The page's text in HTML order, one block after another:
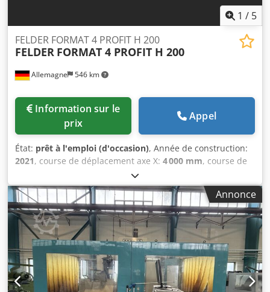
1 / 5
Allemagne 546 km
FELDER FORMAT 4 PROFIT H 200
FELDER FORMAT 4 PROFIT H 200
prix
Appel
État: prêt à l'emploi (d'occasion), Année de construction:
2021, course de déplacement axe X: 4 000 mm, course de
, course de déplacement axe Z:
nombre d'axes:4, Ce centre d'usinage CNC à 4 axes a été
fabriqué en 2020. Il est équipé d'une broche de fraisage
de 12 kW avec une plage de vitesse de 1000-24000 tr/min
et une rotation de l'axe C de 0-360°. La machine comprend
un changeur d'outils linéaire à 12 stations et une tête de
perçage complète avec 16 broches. Elle est également
dotée d'un système de sécurité robuste avec une barrière
lumineuse. Considérez l'opportunité d'acheter ce centre
d'usinage CNC Felder Format 4 Profit H 200. Contactez-
Annonce